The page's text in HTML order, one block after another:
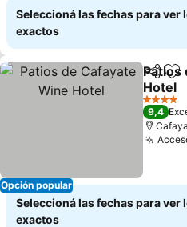
Seleccioná las fechas para ver
exactos
Opción popular
Patios
Hotel
Ver
4 Estrellas
9,4
Seleccioná las fechas para ver
exactos